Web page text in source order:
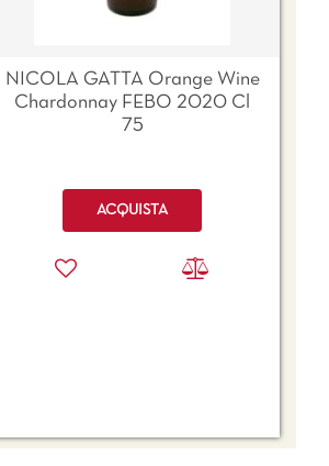
NICOLA GATTA Orange Wine
Chardonnay FEBO 2020 Cl
75
Quantità
ACQUISTA